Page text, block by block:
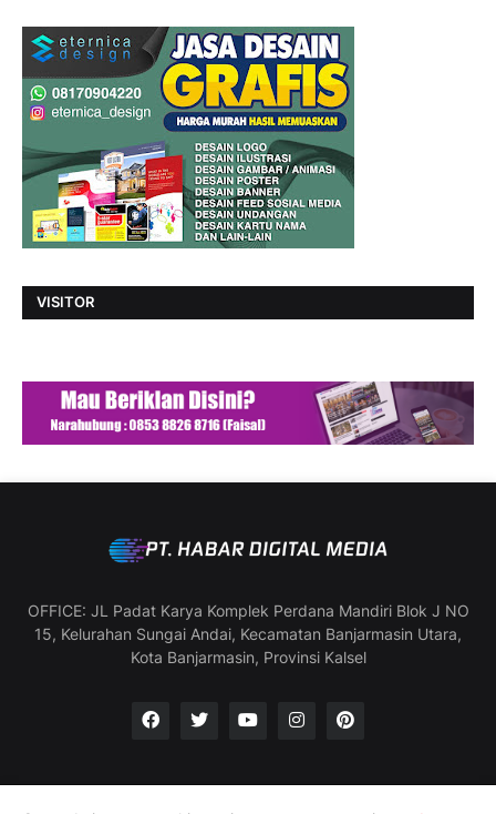
VISITOR
OFFICE: JL Padat Karya Komplek Perdana Mandiri Blok J NO
15, Kelurahan Sungai Andai, Kecamatan Banjarmasin Utara,
Kota Banjarmasin, Provinsi Kalsel